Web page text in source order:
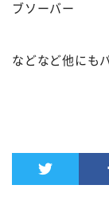
ブソーバー
などなど他にも